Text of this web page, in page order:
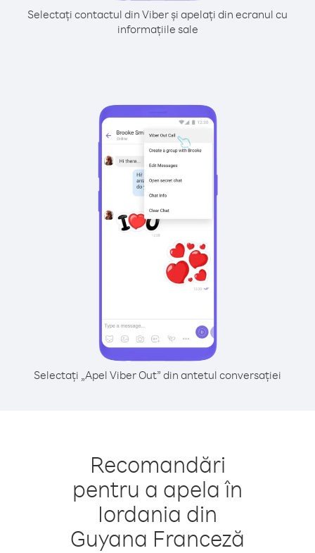
Selectați contactul din Viber și apelați din ecranul cu
informațiile sale
Selectați „Apel Viber Out” din antetul conversației
Recomandări
pentru a apela în
Iordania din
Guyana Franceză